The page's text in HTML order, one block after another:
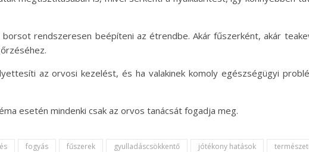
rendszeresen beépíteni az étrendbe. Akár fűszerként, akár
az orvosi kezelést, és ha valakinek komoly egészségügyi
esetén mindenki csak az orvos tanácsát fogadja meg.
fogyás fűszerek gyulladáscsökkentő jótékony hatások